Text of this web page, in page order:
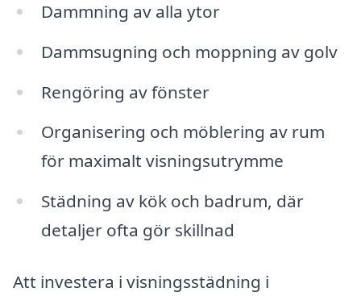
Dammning av alla ytor
Dammsugning och moppning av golv
Rengöring av fönster
Organisering och möblering av rum
för maximalt visningsutrymme
Städning av kök och badrum, där
detaljer ofta gör skillnad
Att investera i visningsstädning i